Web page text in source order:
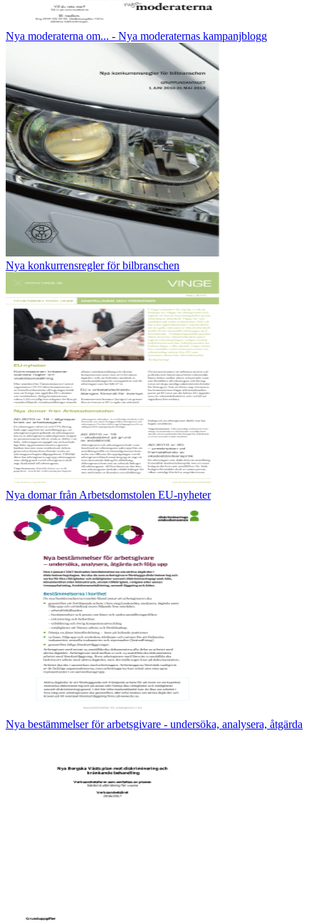
Nya moderaterna om... - Nya moderaternas kampanjblogg
Nya konkurrensregler för bilbranschen
Nya domar från Arbetsdomstolen EU-nyheter
Nya bestämmelser för arbetsgivare - undersöka, analysera, åtgärda